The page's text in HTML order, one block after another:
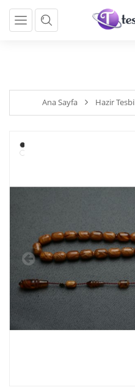
} backend_head_kapanis_oncesi1();
backend_head_kapanis_oncesi2(){
backend_head_kapanis_oncesi2();
Ana Sayfa Hazir